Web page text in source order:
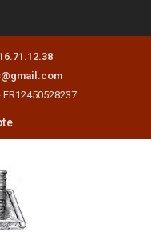
FR12450528237